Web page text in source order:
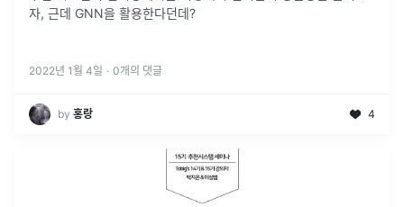
자, 근데 GNN을 활용한다던데?
2022년 1월 4일 · 0개의 댓글
by 홍랑 4